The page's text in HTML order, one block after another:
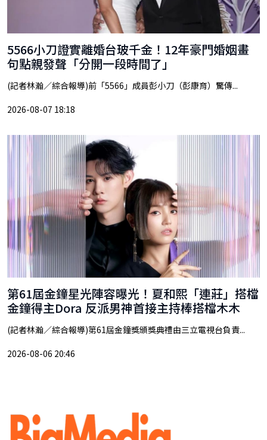
5566小刀證實離婚台玻千金！12年豪門婚姻畫
句點親發聲「分開一段時間了」
(記者林瀚／綜合報導)前「5566」成員彭小刀（彭康育）驚傳...
2026-08-07 18:18
第61屆金鐘星光陣容曝光！夏和熙「連莊」搭檔
金鐘得主Dora 反派男神首接主持棒搭檔木木
(記者林瀚／綜合報導)第61屆金鐘獎頒獎典禮由三立電視台負責...
2026-08-06 20:46